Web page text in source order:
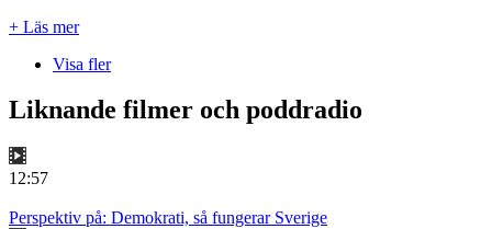
+ Läs mer
Visa fler
Liknande filmer och poddradio
12:57
Perspektiv på: Demokrati, så fungerar Sverige